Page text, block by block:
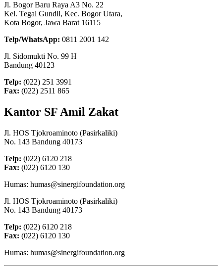
Jl. Bogor Baru Raya A3 No. 22
Kel. Tegal Gundil, Kec. Bogor Utara,
Kota Bogor, Jawa Barat 16115
Telp/WhatsApp: 0811 2001 142
Jl. Sidomukti No. 99 H
Bandung 40123
Telp: (022) 251 3991
Fax: (022) 2511 865
Kantor SF Amil Zakat
Jl. HOS Tjokroaminoto (Pasirkaliki)
No. 143 Bandung 40173
Telp: (022) 6120 218
Fax: (022) 6120 130
Humas: humas@sinergifoundation.org
Jl. HOS Tjokroaminoto (Pasirkaliki)
No. 143 Bandung 40173
Telp: (022) 6120 218
Fax: (022) 6120 130
Humas: humas@sinergifoundation.org